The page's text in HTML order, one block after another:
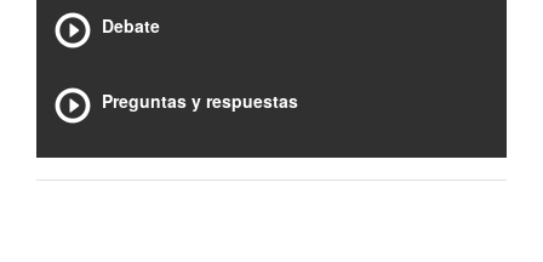
Debate
Preguntas y respuestas